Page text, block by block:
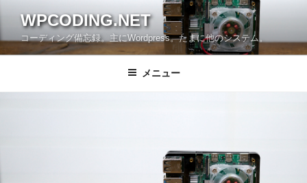
テ
ン
WPCODING.NET
コーディング備忘録。主にWordpress。たまに他のシステム。
メニュー